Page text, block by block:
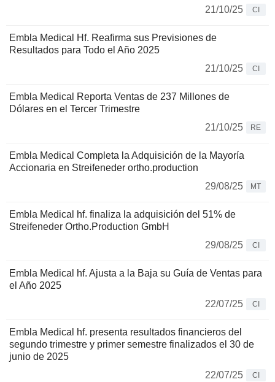
21/10/25
CI
Embla Medical Hf. Reafirma sus Previsiones de
Resultados para Todo el Año 2025
21/10/25
CI
Embla Medical Reporta Ventas de 237 Millones de
Dólares en el Tercer Trimestre
21/10/25
RE
Embla Medical Completa la Adquisición de la Mayoría
Accionaria en Streifeneder ortho.production
29/08/25
MT
Embla Medical hf. finaliza la adquisición del 51% de
Streifeneder Ortho.Production GmbH
29/08/25
CI
Embla Medical hf. Ajusta a la Baja su Guía de Ventas para
el Año 2025
22/07/25
CI
Embla Medical hf. presenta resultados financieros del
segundo trimestre y primer semestre finalizados el 30 de
junio de 2025
22/07/25
CI